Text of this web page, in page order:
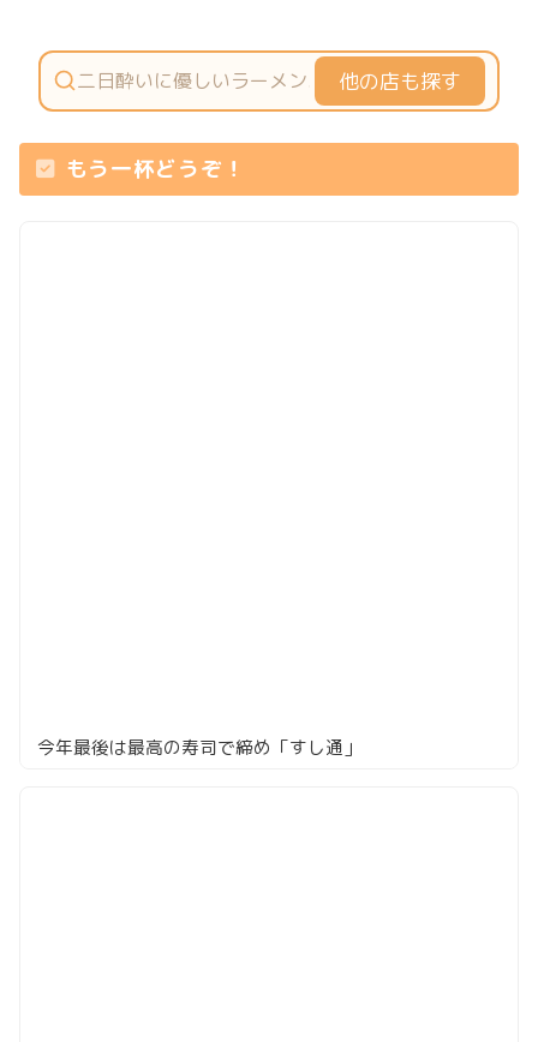
他の店も探す
もう一杯どうぞ！
今年最後は最高の寿司で締め「すし通」